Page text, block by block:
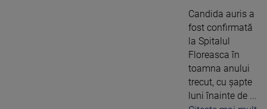
Candida auris a
fost confirmată
la Spitalul
Floreasca în
toamna anului
trecut, cu şapte
luni înainte de ...